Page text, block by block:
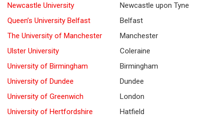
Newcastle University
Newcastle upon Tyne
Queen’s University Belfast
Belfast
The University of Manchester
Manchester
Ulster University
Coleraine
University of Birmingham
Birmingham
University of Dundee
Dundee
University of Greenwich
London
University of Hertfordshire
Hatfield